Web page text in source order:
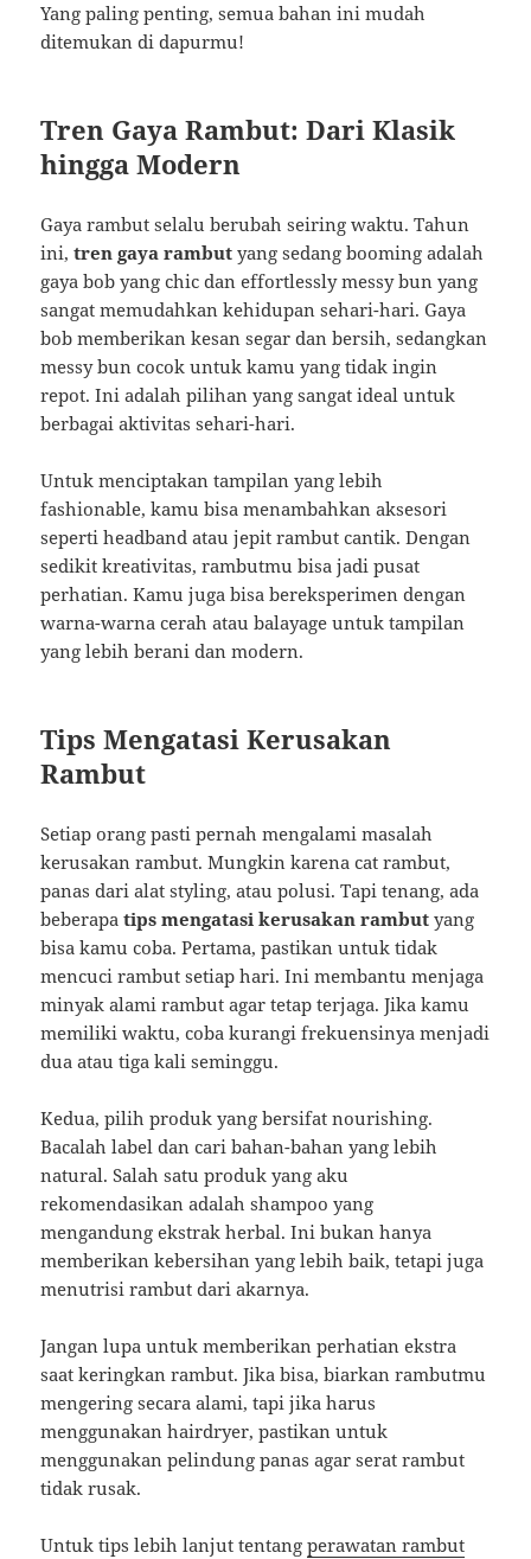
Yang paling penting, semua bahan ini mudah
ditemukan di dapurmu!
Tren Gaya Rambut: Dari Klasik
hingga Modern
Gaya rambut selalu berubah seiring waktu. Tahun
ini,tren gaya rambut yang sedang booming adalah
gaya bob yang chic dan effortlessly messy bun yang
sangat memudahkan kehidupan sehari-hari. Gaya
bob memberikan kesan segar dan bersih, sedangkan
messy bun cocok untuk kamu yang tidak ingin
repot. Ini adalah pilihan yang sangat ideal untuk
berbagai aktivitas sehari-hari.
Untuk menciptakan tampilan yang lebih
fashionable, kamu bisa menambahkan aksesori
seperti headband atau jepit rambut cantik. Dengan
sedikit kreativitas, rambutmu bisa jadi pusat
perhatian. Kamu juga bisa bereksperimen dengan
warna-warna cerah atau balayage untuk tampilan
yang lebih berani dan modern.
Tips Mengatasi Kerusakan
Rambut
Setiap orang pasti pernah mengalami masalah
kerusakan rambut. Mungkin karena cat rambut,
panas dari alat styling, atau polusi. Tapi tenang, ada
beberapatips mengatasi kerusakan rambut yang
bisa kamu coba. Pertama, pastikan untuk tidak
mencuci rambut setiap hari. Ini membantu menjaga
minyak alami rambut agar tetap terjaga. Jika kamu
memiliki waktu, coba kurangi frekuensinya menjadi
dua atau tiga kali seminggu.
Kedua, pilih produk yang bersifat nourishing.
Bacalah label dan cari bahan-bahan yang lebih
natural. Salah satu produk yang aku
rekomendasikan adalah shampoo yang
mengandung ekstrak herbal. Ini bukan hanya
memberikan kebersihan yang lebih baik, tetapi juga
menutrisi rambut dari akarnya.
Jangan lupa untuk memberikan perhatian ekstra
saat keringkan rambut. Jika bisa, biarkan rambutmu
mengering secara alami, tapi jika harus
menggunakan hairdryer, pastikan untuk
menggunakan pelindung panas agar serat rambut
tidak rusak.
Untuk tips lebih lanjut tentangperawatan rambut